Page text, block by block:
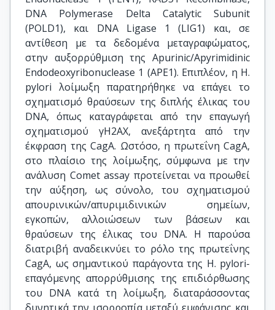
DNA Polymerase Delta Catalytic Subunit
(POLD1), και DNA Ligase 1 (LIG1) και, σε
αντίθεση με τα δεδομένα μεταγραφώματος,
στην αυξορρύθμιση της Apurinic/Apyrimidinic
Endodeoxyribonuclease 1 (APE1). Επιπλέον, η H.
pylori λοίμωξη παρατηρήθηκε να επάγει το
σχηματισμό θραύσεων της διπλής έλικας του
DNA, όπως καταγράφεται από την επαγωγή
σχηματισμού γH2AX, ανεξάρτητα από την
έκφραση της CagA. Ωστόσο, η πρωτεΐνη CagA,
στο πλαίσιο της λοίμωξης, σύμφωνα με την
ανάλυση Comet assay προτείνεται να προωθεί
την αύξηση, ως σύνολο, του σχηματισμού
απουρινικών/απυριμιδινικών σημείων,
εγκοπών, αλλοιώσεων των βάσεων και
θραύσεων της έλικας του DNA. Η παρούσα
διατριβή αναδεικνύει το ρόλο της πρωτεΐνης
CagA, ως σημαντικού παράγοντα της H. pylori-
επαγόμενης απορρύθμισης της επιδιόρθωσης
του DNA κατά τη λοίμωξη, διαταράσσοντας